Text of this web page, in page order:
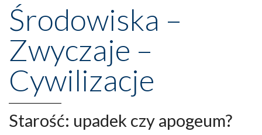
Środowiska –
Zwyczaje –
Cywilizacje
Starość: upadek czy apogeum?